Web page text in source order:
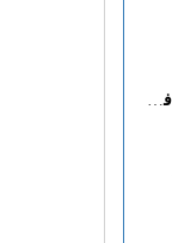
عنكبوت التاريخ يتحول إلى «عنكبوت فى القلب»